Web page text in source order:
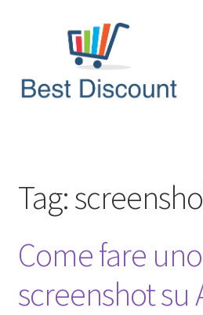
navigazione
Offerte in Tempo Reale
Articoli & News
Tag:
Come fare uno
screenshot su